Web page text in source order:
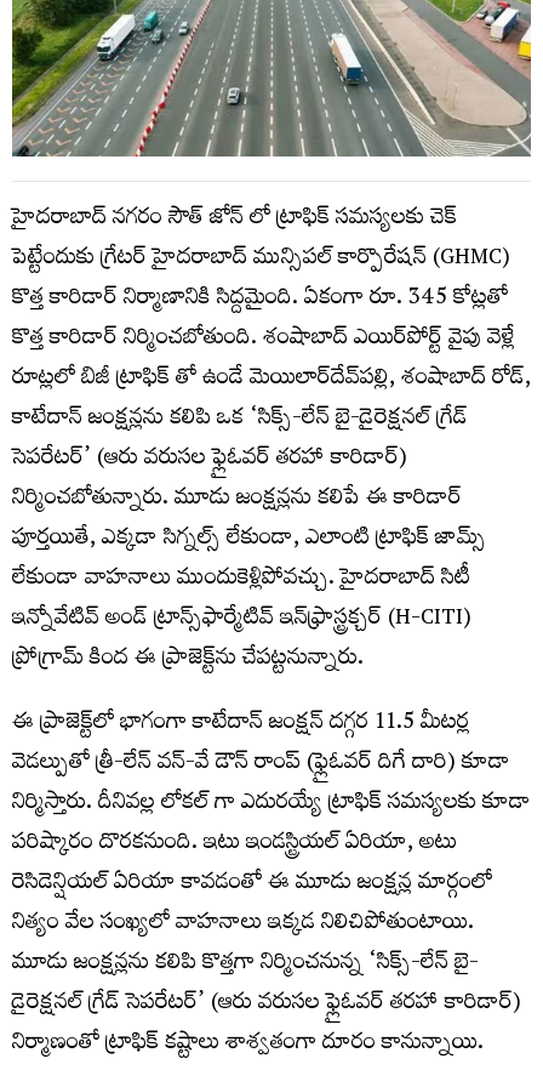
హైదరాబాద్ నగరం సౌత్ జోన్ లో ట్రాఫిక్ సమస్యలకు చెక్
పెట్టేందుకు గ్రేటర్ హైదరాబాద్ మున్సిపల్ కార్పొరేషన్ (GHMC)
కొత్త కారిడార్ నిర్మాణానికి సిద్దమైంది. ఏకంగా రూ. 345 కోట్లతో
కొత్త కారిడార్ నిర్మించబోతుంది. శంషాబాద్ ఎయిర్‌పోర్ట్ వైపు వెళ్లే
రూట్లలో బిజీ ట్రాఫిక్ తో ఉండే మెయిలార్‌దేవ్‌పల్లి, శంషాబాద్ రోడ్,
కాటేదాన్​ జంక్షన్లను కలిపి ఒక ‘సిక్స్-లేన్ బై-డైరెక్షనల్ గ్రేడ్
సెపరేటర్’ (ఆరు వరుసల ఫ్లైఓవర్ తరహా కారిడార్)
నిర్మించబోతున్నారు. మూడు జంక్షన్లను కలిపే ఈ కారిడార్
పూర్తయితే, ఎక్కడా సిగ్నల్స్ లేకుండా, ఎలాంటి ట్రాఫిక్ జామ్స్
లేకుండా వాహనాలు ముందుకెళ్లిపోవచ్చు. హైదరాబాద్ సిటీ
ఇన్నోవేటివ్ అండ్ ట్రాన్స్‌ఫార్మేటివ్ ఇన్‌ఫ్రాస్ట్రక్చర్ (H-CITI)
ప్రోగ్రామ్ కింద ఈ ప్రాజెక్ట్‌ను చేపట్టనున్నారు.
ఈ ప్రాజెక్ట్‌లో భాగంగా కాటేదాన్ జంక్షన్ దగ్గర 11.5 మీటర్ల
వెడల్పుతో త్రీ-లేన్ వన్-వే డౌన్ రాంప్ (ఫ్లైఓవర్ దిగే దారి) కూడా
నిర్మిస్తారు. దీనివల్ల లోకల్ గా ఎదురయ్యే ట్రాఫిక్ సమస్యలకు కూడా
పరిష్కారం దొరకనుంది. ఇటు ఇండస్ట్రియల్ ఏరియా, అటు
రెసిడెన్షియల్ ఏరియా కావడంతో ఈ మూడు జంక్షన్ల మార్గంలో
నిత్యం వేల సంఖ్యలో వాహనాలు ఇక్కడ నిలిచిపోతుంటాయి.
మూడు జంక్షన్లను కలిపి కొత్తగా నిర్మించనున్న ‘సిక్స్-లేన్ బై-
డైరెక్షనల్ గ్రేడ్ సెపరేటర్’ (ఆరు వరుసల ఫ్లైఓవర్ తరహా కారిడార్)
నిర్మాణంతో ట్రాఫిక్ కష్టాలు శాశ్వతంగా దూరం కానున్నాయి.